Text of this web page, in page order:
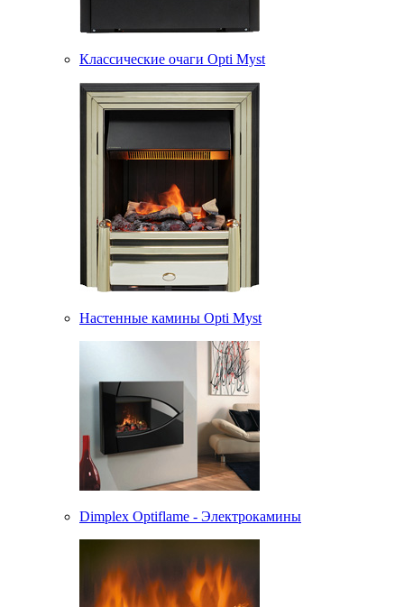
Классические очаги Opti Myst
Настенные камины Opti Myst
Dimplex Optiflame - Электрокамины